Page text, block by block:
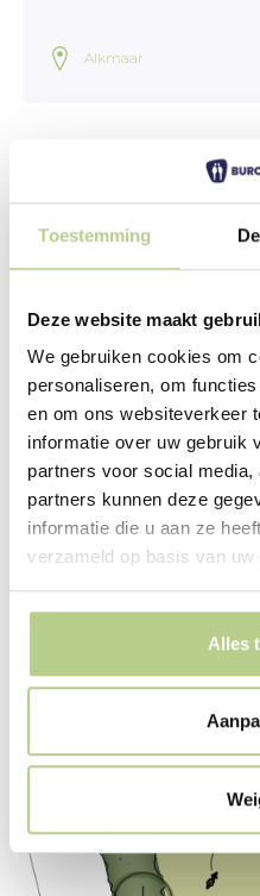
Toestemming
Deze website maakt
We gebruiken cookies om
personaliseren, om
en om ons websiteverkeer
informatie over uw gebruik
partners voor social
partners kunnen deze
informatie die u aan ze
verzameld op basis van
Alles
Alkmaar
Vernieuwing
Nollen
Callantsoog